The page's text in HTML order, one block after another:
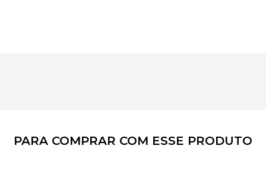
PARA COMPRAR COM ESSE PRODUTO